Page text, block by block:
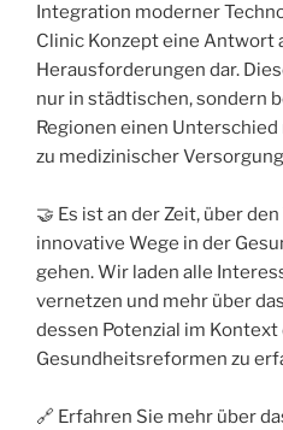
Integration moderner
Clinic Konzept eine Antwort
Herausforderungen dar.
nur in städtischen, sondern
Regionen einen
zu medizinischer
🤝 Es ist an der Zeit, über
innovative Wege in der
gehen. Wir laden alle
vernetzen und mehr über
dessen Potenzial im
Gesundheitsreformen zu
🔗 Erfahren Sie mehr über